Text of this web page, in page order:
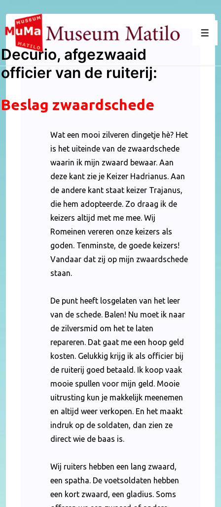
Doorgaan
naar
hoofdinhoud
Decurio, afgezwaaid
officier van de ruiterij:
Beslag zwaardschede
Wat een mooi zilveren dingetje hè? Het
is het uiteinde van de zwaardschede
waarin ik mijn zwaard bewaar. Aan
deze kant zie je Keizer Hadrianus. Aan
de andere kant staat keizer Trajanus,
die hem adopteerde. Zo draag ik de
keizers altijd met me mee. Wij
Romeinen vereren onze keizers als
goden. Tenminste, de goede keizers!
Vandaar dat zij op mijn zwaardschede
staan.
De punt heeft losgelaten van het leer
van de schede. Balen! Nu moet ik naar
de zilversmid om het te laten
repareren. Dat gaat me een hoop geld
kosten. Gelukkig krijg ik als officier bij
de ruiterij goed betaald. Ik koop vaak
mooie spullen voor mijn geld. Mooie
uitrusting kun je makkelijk meenemen
en altijd weer verkopen. En het maakt
indruk op de soldaten, dan zien ze
direct wie de baas is.
Wij ruiters hebben een lang zwaard,
een spatha. De voetsoldaten hebben
een kort zwaard, een gladius. Soms